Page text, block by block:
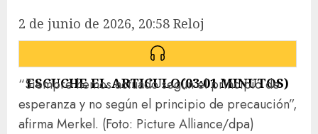
2 de junio de 2026, 20:58 Reloj
ESCUCHE EL ARTICULO(03:01MINUTOS)
“Siempre hemos actuado según el principio de
esperanza y no según el principio de precaución”,
afirma Merkel. (Foto: Picture Alliance/dpa)